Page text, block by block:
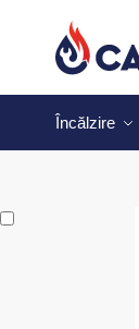
Încălzire